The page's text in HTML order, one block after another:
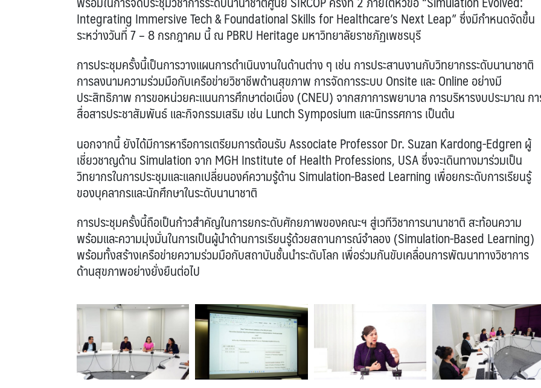
Integrating Immersive Tech & Foundational Skills for Healthcare’s Next Leap” ซึ่งมีกำหนดจัดขึ้น
ระหว่างวันที่ 7 – 8 กรกฎาคม นี้ ณ PBRU Heritage มหาวิทยาลัยราชภัฏเพชรบุรี
การประชุมครั้งนี้เป็นการวางแผนการดำเนินงานในด้านต่าง ๆ เช่น การประสานงานกับวิทยากรระดับนานาชาติ
การลงนามความร่วมมือกับเครือข่ายวิชาชีพด้านสุขภาพ การจัดการระบบ Onsite และ Online อย่างมี
ประสิทธิภาพ การขอหน่วยคะแนนการศึกษาต่อเนื่อง (CNEU) จากสภาการพยาบาล การบริหารงบประมาณ ก
สื่อสารประชาสัมพันธ์ และกิจกรรมเสริม เช่น Lunch Symposium และนิทรรศการ เป็นต้น
นอกจากนี้ ยังได้มีการหารือการเตรียมการต้อนรับ Associate Professor Dr. Suzan Kardong-Edgren ผู้
เชี่ยวชาญด้าน Simulation จาก MGH Institute of Health Professions, USA ซึ่งจะเดินทางมาร่วมเป็น
วิทยากรในการประชุมและแลกเปลี่ยนองค์ความรู้ด้าน Simulation-Based Learning เพื่อยกระดับการเรียนรู้
ของบุคลากรและนักศึกษาในระดับนานาชาติ
การประชุมครั้งนี้ถือเป็นก้าวสำคัญในการยกระดับศักยภาพของคณะฯ สู่เวทีวิชาการนานาชาติ สะท้อนความ
พร้อมและความมุ่งมั่นในการเป็นผู้นำด้านการเรียนรู้ด้วยสถานการณ์จำลอง (Simulation-Based Learning)
พร้อมทั้งสร้างเครือข่ายความร่วมมือกับสถาบันชั้นนำระดับโลก เพื่อร่วมกันขับเคลื่อนการพัฒนาทางวิชาการ
ด้านสุขภาพอย่างยั่งยืนต่อไป